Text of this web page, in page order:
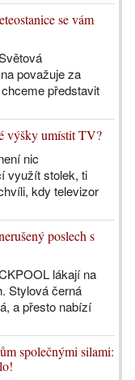
se vám
považuje za
představit
výšky umístit TV?
nic
využít stolek, ti
kdy televizor
poslech s
lákají na
Stylová černá
a přesto nabízí
společnými silami: